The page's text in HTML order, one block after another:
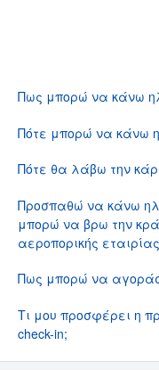
Πως μπορώ να κάνω
Πότε μπορώ να κάνω
Πότε θα λάβω την
Προσπαθώ να κάνω
μπορώ να βρω την
αεροπορικής
Πως μπορώ να
Τι μου προσφέρει η
check-in;